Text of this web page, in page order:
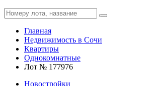
Главная
Недвижимость в Сочи
Квартиры
Однокомнатные
Лот № 177976
Новостройки